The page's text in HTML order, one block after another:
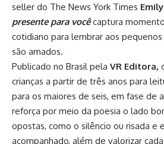
seller do The News York Times
presente para vocêcaptura
cotidiano para lembrar aos
são amados.
Publicado no Brasil pela VR Editora,
crianças a partir de três anos para
para os maiores de seis, em fase de
reforça por meio da poesia o lado
opostas, como o silêncio ou risada e
acompanhado, além de valorizar